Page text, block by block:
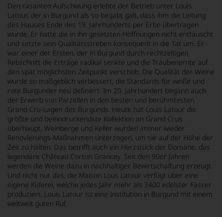
Den rasanten Aufschwung erlebte der Betrieb unter Louis
Latour, der in Burgund als so begabt galt, dass ihm die Leitung
des Hauses Ende des 19. Jahrhunderts per Erbe übertragen
wurde. Er hatte die in ihn gesetzten Hoffnungen nicht enttäuscht
und setzte sein Qualitätsstreben konsequent in die Tat um. Er
war einer der Ersten, der in Burgund durch rechtzeitigen
Rebschnitt die Erträge radikal senkte und die Traubenernte auf
den spät möglichsten Zeitpunkt verschob. Die Qualität der Weine
wurde so maßgeblich verbessert, die Standards für weiße und
rote Burgunder neu definiert. Im 20. Jahrhundert begann auch
der Erwerb von Parzellen in den besten und berühmtesten
Grand Cru-Lagen des Burgunds. Heute hat Louis Latour die
größte und beeindruckendste Kollektion an Grand Crus
überhaupt, Weinberge und Keller wurden immer wieder
Renovierungs-Maßnahmen unterzogen, um sie auf der Höhe der
Zeit zu halten. Das betrifft auch ein Herzstück der Domäne, das
legendäre Château Corton Grancey. Seit den 90er Jahren
werden die Weine dazu in nachhaltiger Bewirtschaftung erzeugt.
Und nicht nur das, die Maison Lous Latour verfügt über eine
eigene Küferei, welche jedes Jahr mehr als 3400 edelster Fässer
produziert. Louis Latour ist eine Institution in Burgund mit einem
weltweit guten Ruf.